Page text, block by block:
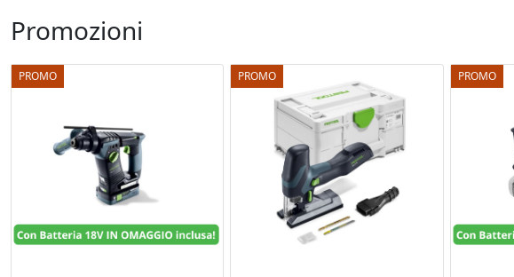
Promozioni
PROMO PROMO PROMO